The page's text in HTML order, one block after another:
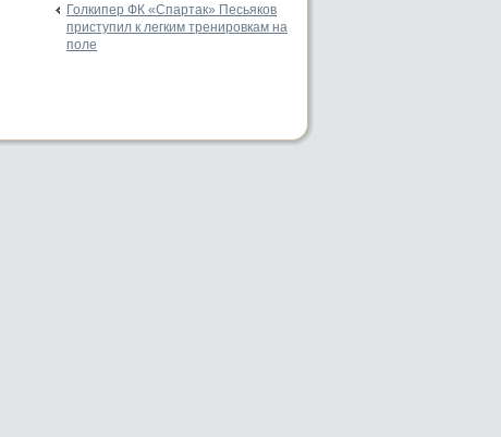
Голкипер ФК «Спартак» Песьяков
приступил к легким тренировкам на
поле